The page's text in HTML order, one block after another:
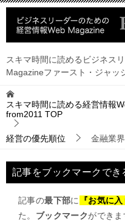
スキマ時間に読めるビジネス
Magazineファースト・ジャッ
スキマ時間に読める経営情報
from2011 TOP
経営の優先順位 金融業
記事をブックマークでき
記事の最下部に 『お気に
た。 ブックマークができま